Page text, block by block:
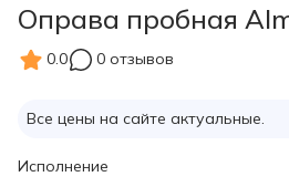
Оправа пробная
0.0 0 отзывов
Все цены на сайте актуальные.
Исполнение